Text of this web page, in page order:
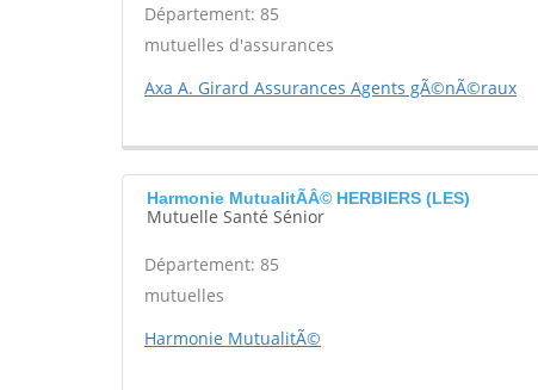
Département: 85
mutuelles d'assurances
Axa A. Girard Assurances Agents gÃ©nÃ©raux
Harmonie MutualitÃÂ© HERBIERS (LES)
Mutuelle Santé Sénior
Département: 85
mutuelles
Harmonie MutualitÃ©